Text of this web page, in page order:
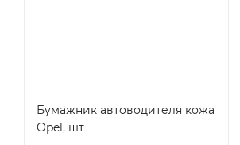
Бумажник автоводителя кожа
Opel, шт